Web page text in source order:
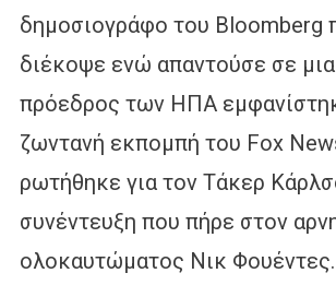
δημοσιογράφο του Bloomberg
διέκοψε ενώ απαντούσε σε
πρόεδρος των ΗΠΑ
ζωντανή εκπομπή του Fox
ρωτήθηκε για τον Τάκερ
συνέντευξη που πήρε στον
ολοκαυτώματος Νικ Φουέντες.